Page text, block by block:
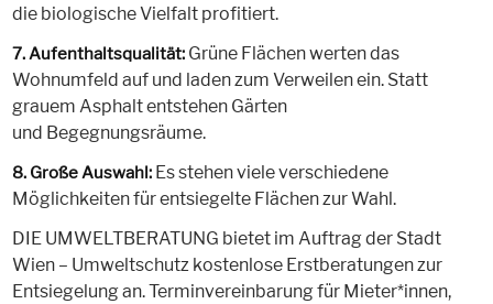
die biologische Vielfalt profitiert.
7. Aufenthaltsqualität:Grüne Flächen werten das
Wohnumfeld auf und laden zum Verweilen ein. Statt
grauem Asphalt entstehen Gärten
und Begegnungsräume.
8. Große Auswahl:Es stehen viele verschiedene
Möglichkeiten für entsiegelte Flächen zur Wahl.
DIE UMWELTBERATUNG bietet im Auftrag der Stadt
Wien – Umweltschutz kostenlose Erstberatungen zur
Entsiegelung an. Terminvereinbarung für Mieter*innen,